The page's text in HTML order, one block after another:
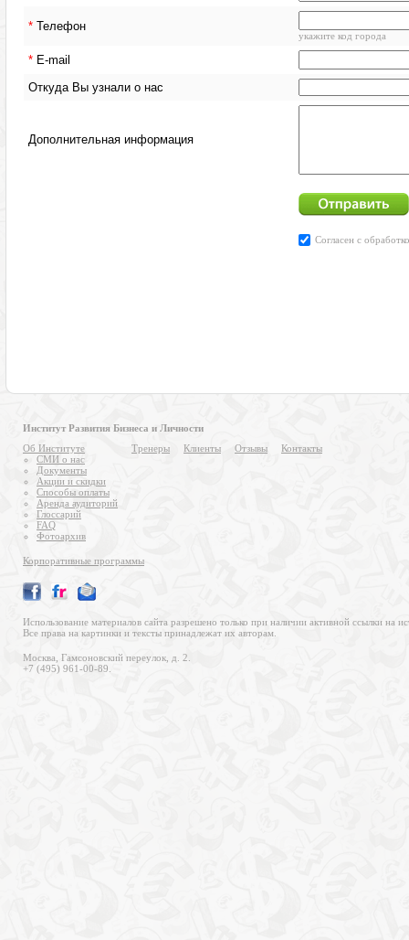
Институт Развития Бизнеса и Личности
Об Институте
СМИ о нас
Документы
Акции и скидки
Способы оплаты
Аренда аудиторий
Глоссарий
FAQ
Фотоархив
Тренеры Клиенты Отзывы Контакты
Корпоративные программы
Использование материалов сайта разрешено только при наличии активной ссылки на
Все права на картинки и тексты принадлежат их авторам.
Москва, Гамсоновский переулок, д. 2.
+7 (495) 961-00-89.